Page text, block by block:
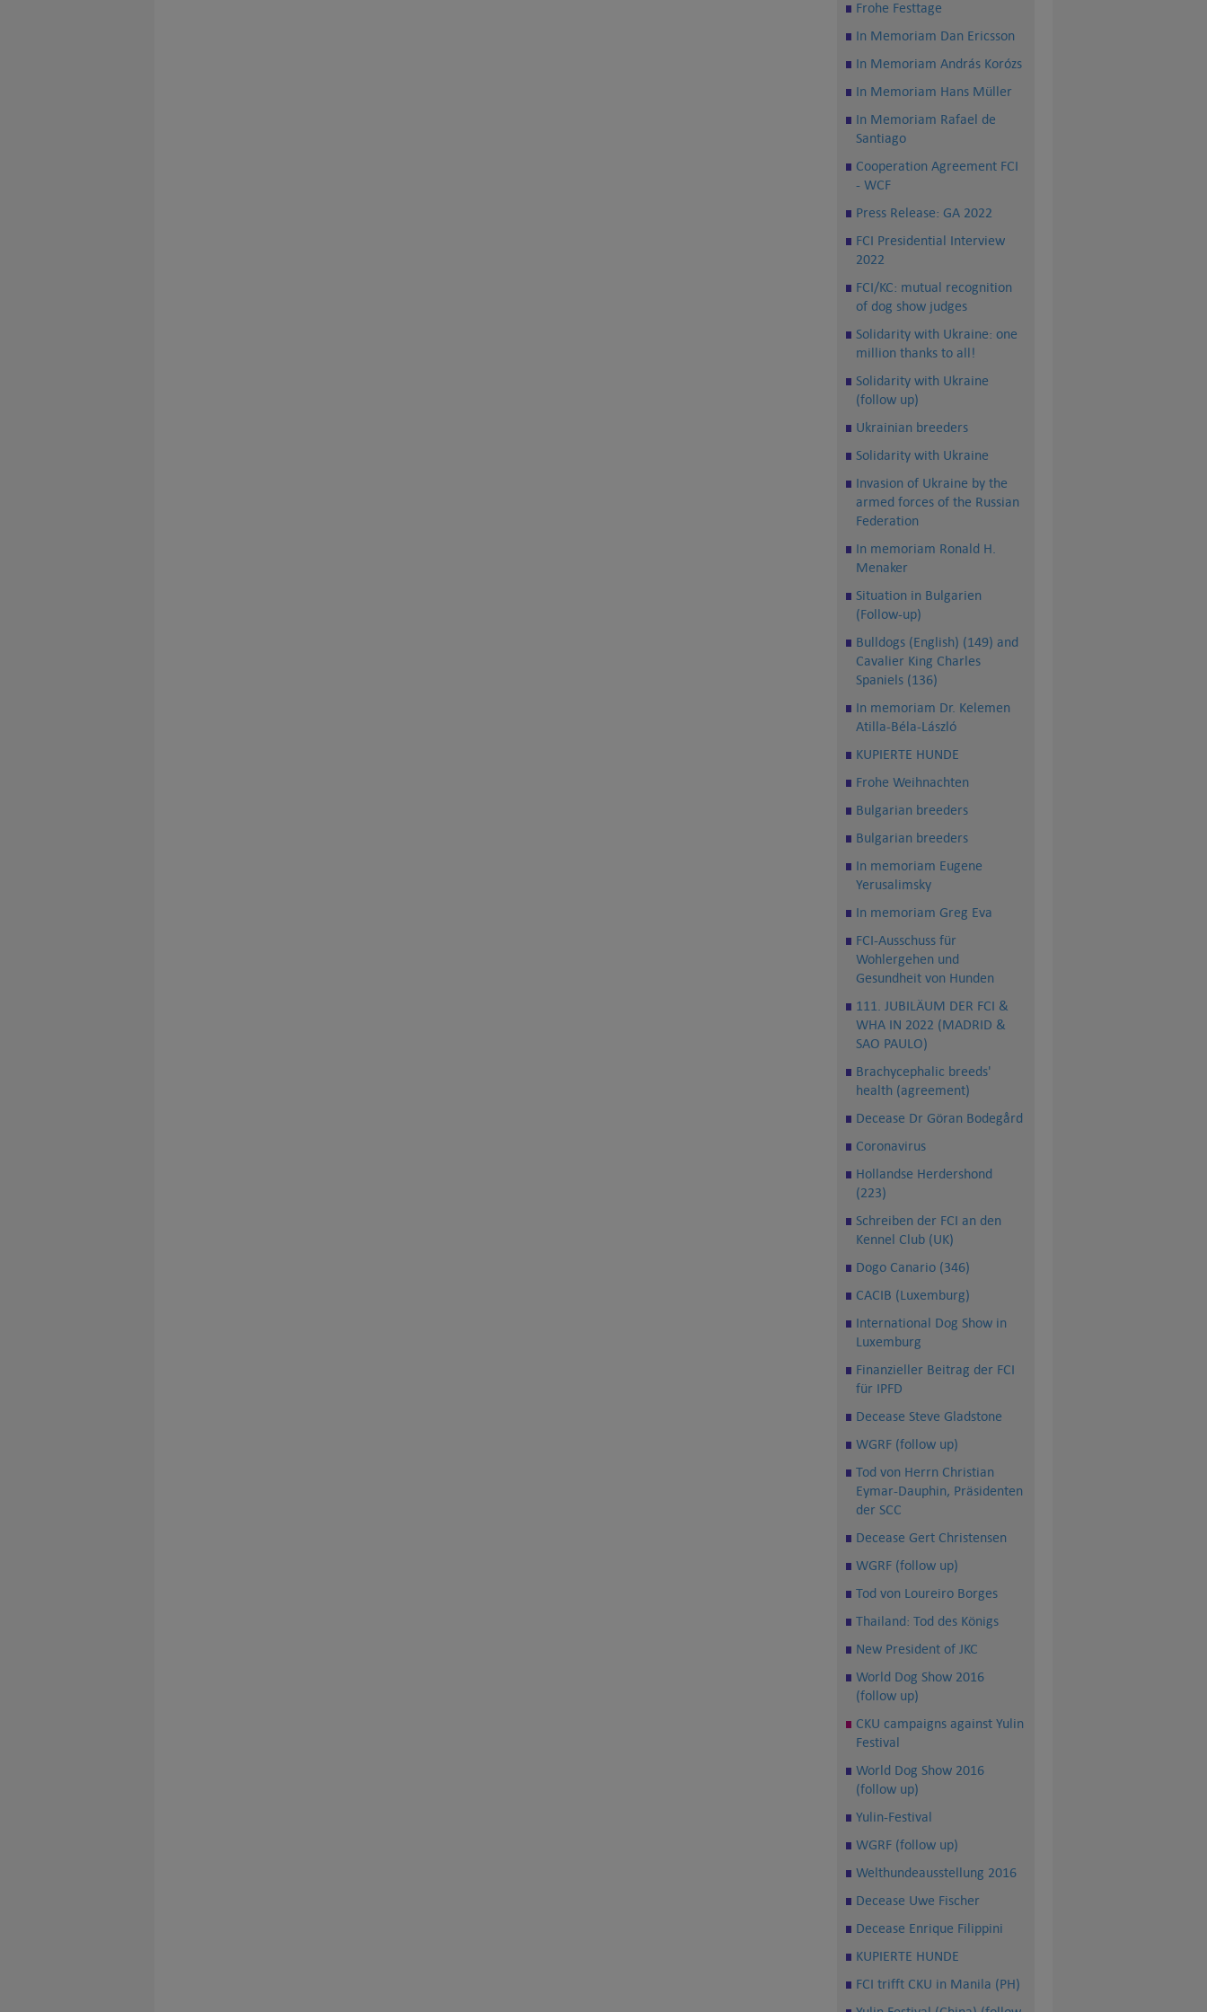
Frohe Festtage
In Memoriam Dan Ericsson
In Memoriam András Korózs
In Memoriam Hans Müller
In Memoriam Rafael de
Santiago
Cooperation Agreement FCI
- WCF
Press Release: GA 2022
FCI Presidential Interview
2022
FCI/KC: mutual recognition
of dog show judges
Solidarity with Ukraine: one
million thanks to all!
Solidarity with Ukraine
(follow up)
Ukrainian breeders
Solidarity with Ukraine
Invasion of Ukraine by the
armed forces of the Russian
Federation
In memoriam Ronald H.
Menaker
Situation in Bulgarien
(Follow-up)
Bulldogs (English) (149) and
Cavalier King Charles
Spaniels (136)
In memoriam Dr. Kelemen
Atilla-Béla-László
KUPIERTE HUNDE
Frohe Weihnachten
Bulgarian breeders
Bulgarian breeders
In memoriam Eugene
Yerusalimsky
In memoriam Greg Eva
FCI-Ausschuss für
Wohlergehen und
Gesundheit von Hunden
111. JUBILÄUM DER FCI &
WHA IN 2022 (MADRID &
SAO PAULO)
Brachycephalic breeds'
health (agreement)
Decease Dr Göran Bodegård
Coronavirus
Hollandse Herdershond
(223)
Schreiben der FCI an den
Kennel Club (UK)
Dogo Canario (346)
CACIB (Luxemburg)
International Dog Show in
Luxemburg
Finanzieller Beitrag der FCI
für IPFD
Decease Steve Gladstone
WGRF (follow up)
Tod von Herrn Christian
Eymar-Dauphin, Präsidenten
der SCC
Decease Gert Christensen
WGRF (follow up)
Tod von Loureiro Borges
Thailand: Tod des Königs
New President of JKC
World Dog Show 2016
(follow up)
CKU campaigns against Yulin
Festival
World Dog Show 2016
(follow up)
Yulin-Festival
WGRF (follow up)
Welthundeausstellung 2016
Decease Uwe Fischer
Decease Enrique Filippini
KUPIERTE HUNDE
FCI trifft CKU in Manila (PH)